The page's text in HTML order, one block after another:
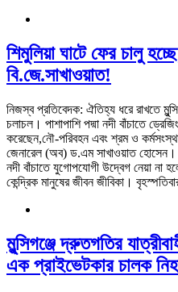
শিমুলিয়া ঘাটে ফের চালু
বি.জে.সাখাওয়াত!
নিজস্ব প্রতিবেদক: ঐতিহ্য ধরে রাখতে
চলাচল। পাশাপাশি পদ্মা নদী বাঁচাতে
করেছেন,নৌ-পরিবহন এবং শ্রম ও
জেনারেল (অব) ড.এম সাখাওয়াত হোসেন।
নদী বাঁচাতে যুগোপযোগী উদ্বেগ নেয়া না
কেন্দ্রিক মানুষের জীবন জীবিকা।
মুন্সিগঞ্জে দ্রুতগতির
এক প্রাইভেটকার চালক